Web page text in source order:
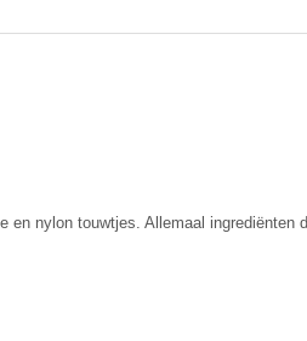
en nylon touwtjes. Allemaal ingrediënten